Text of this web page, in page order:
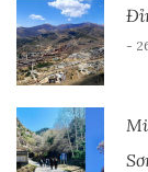
-